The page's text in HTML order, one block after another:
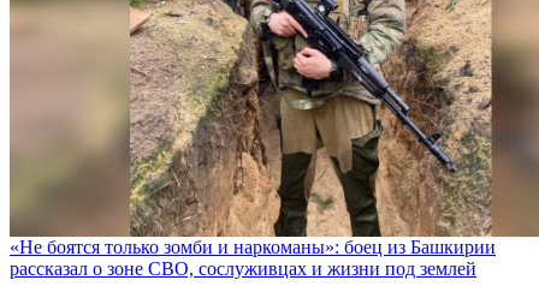
«Не боятся только зомби и наркоманы»: боец из Башкирии
рассказал о зоне СВО, сослуживцах и жизни под землей